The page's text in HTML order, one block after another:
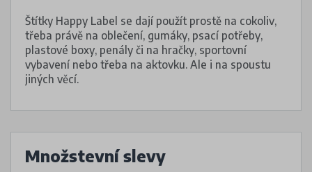
Štítky Happy Label se dají použít prostě na cokoliv,
třeba právě na oblečení, gumáky, psací potřeby,
plastové boxy, penály či na hračky, sportovní
vybavení nebo třeba na aktovku. Ale i na spoustu
jiných věcí.
Množstevní slevy